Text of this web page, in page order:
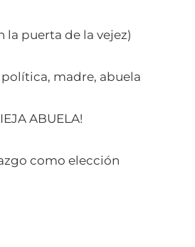
la puerta de la vejez)
política, madre, abuela
ABUELA!
como elección